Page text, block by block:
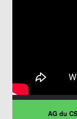
AG du